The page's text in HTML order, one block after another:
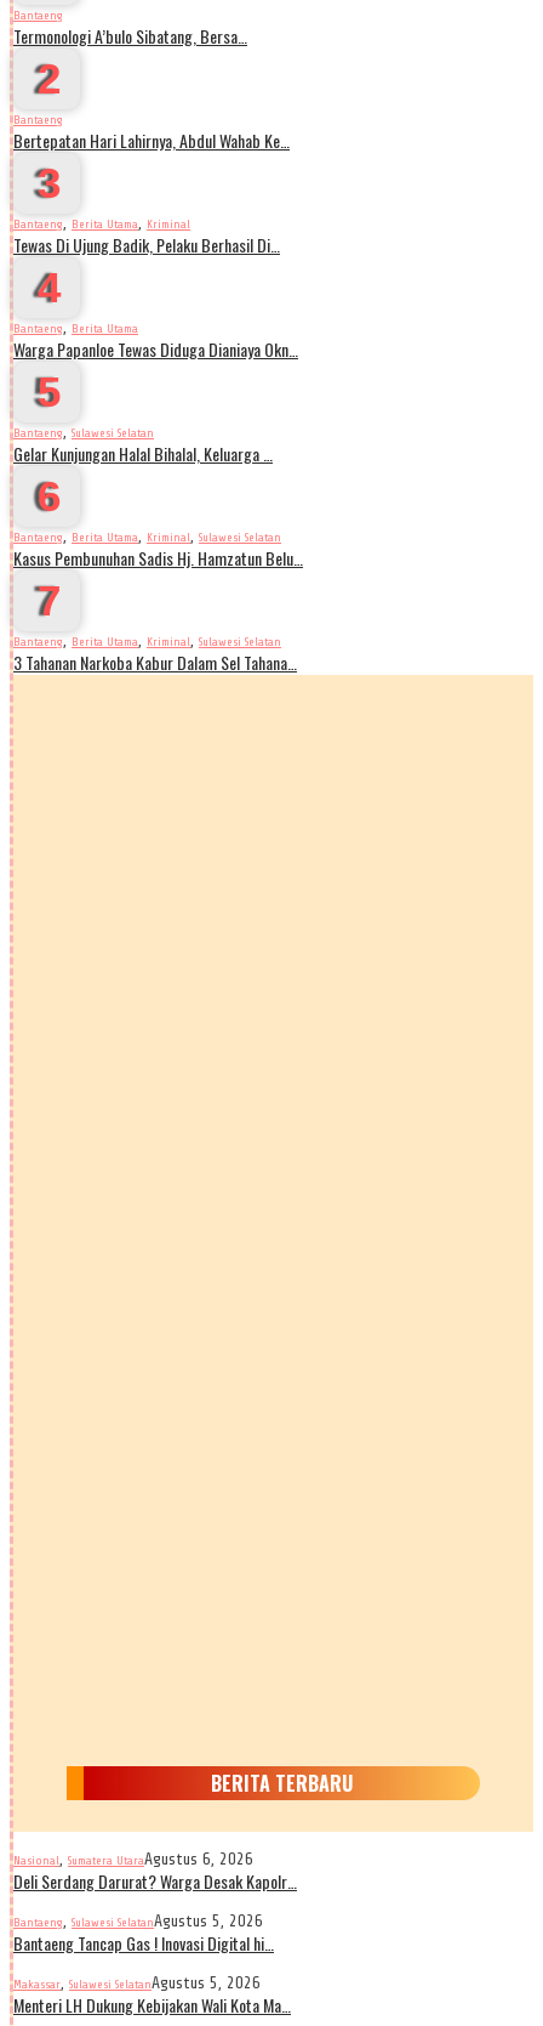
Bantaeng
Termonologi A’bulo Sibatang, Bersa…
2
Bantaeng
Bertepatan Hari Lahirnya, Abdul Wahab Ke…
3
Bantaeng, Berita Utama Kriminal
Tewas Di Ujung Badik, Pelaku Berhasil Di…
4
Bantaeng, Berita Utama
Warga Papanloe Tewas Diduga Dianiaya Okn…
5
Bantaeng, Sulawesi Selatan
Gelar Kunjungan Halal Bihalal, Keluarga …
6
Bantaeng, Berita Utama Kriminal Sulawesi Selatan
Kasus Pembunuhan Sadis Hj. Hamzatun Belu…
7
Bantaeng, Berita Utama Kriminal Sulawesi Selatan
3 Tahanan Narkoba Kabur Dalam Sel Tahana…
BERITA TERBARU
Nasional Sumatera UtaraAgustus 6, 2026
Deli Serdang Darurat? Warga Desak Kapolr…
Bantaeng Sulawesi SelatanAgustus 5, 2026
Bantaeng Tancap Gas ! Inovasi Digital hi…
Makassar Sulawesi SelatanAgustus 5, 2026
Menteri LH Dukung Kebijakan Wali Kota Ma…